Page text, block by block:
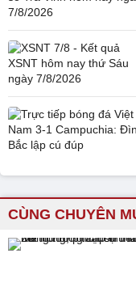
CÙNG CHUYÊN